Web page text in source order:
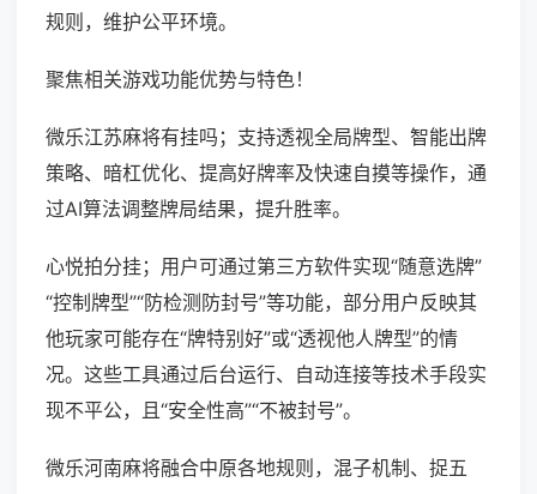
规则，维护公平环境。
聚焦相关游戏功能优势与特色！
微乐江苏麻将有挂吗；支持透视全局牌型、智能出牌
策略、暗杠优化、提高好牌率及快速自摸等操作，通
过AI算法调整牌局结果，提升胜率。
心悦拍分挂；用户可通过第三方软件实现“随意选牌”
“控制牌型”“防检测防封号”等功能，部分用户反映其
他玩家可能存在“牌特别好”或“透视他人牌型”的情
况。这些工具通过后台运行、自动连接等技术手段实
现不平公，且“安全性高”“不被封号”。
微乐河南麻将融合中原各地规则，混子机制、捉五